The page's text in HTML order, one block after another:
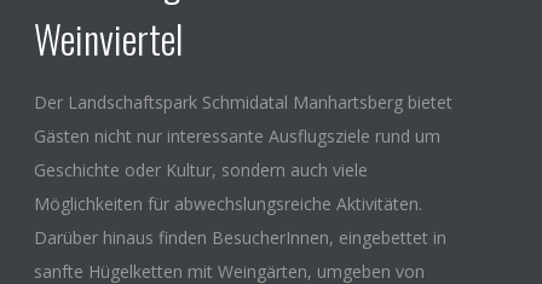
Weinviertel
Der Landschaftspark Schmidatal Manhartsberg bietet
Gästen nicht nur interessante Ausflugsziele rund um
Geschichte oder Kultur, sondern auch viele
Möglichkeiten für abwechslungsreiche Aktivitäten.
Darüber hinaus finden BesucherInnen, eingebettet in
sanfte Hügelketten mit Weingärten, umgeben von